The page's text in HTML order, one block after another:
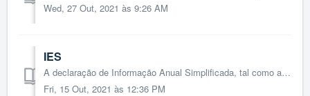
Wed, 27 Out, 2021 às 9:26 AM
IES
A declaração de Informação Anual Simplificada, tal como a declaração Modelo 3, não permite a edição direta na aplicação. Desta forma, os passos...
Fri, 15 Out, 2021 às 12:36 PM